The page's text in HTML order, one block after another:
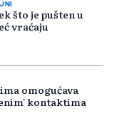
što je pušten u
vraćaju
omogućava
kontaktima